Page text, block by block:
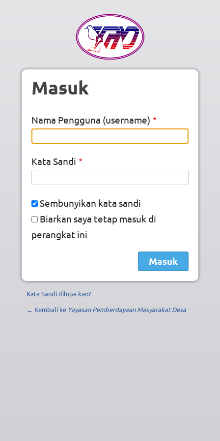
Masuk
Nama Pengguna (username)
Kata Sandi
Sembunyikan kata sandi
Biarkan saya tetap masuk di
perangkat ini
Kata Sandi dilupa kan?
← Kembali ke Yayasan Pemberdayaan Masyarakat Desa